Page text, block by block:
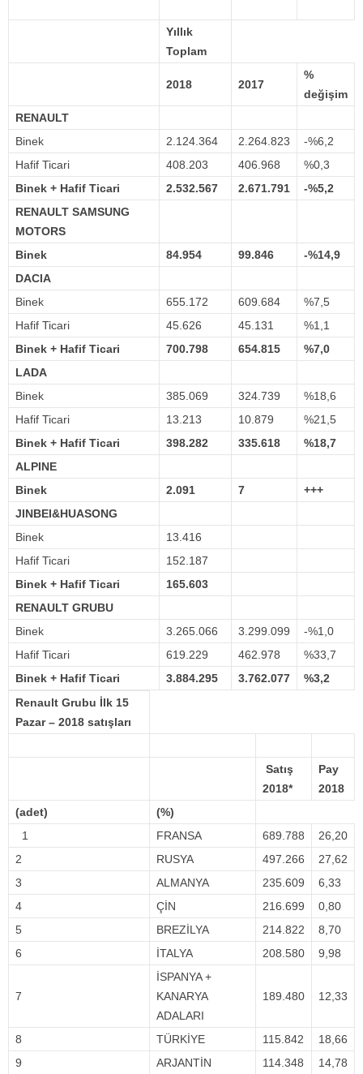
Yıllık
Toplam
2018 2017
%
değişim
RENAULT
Binek
2.124.364 2.264.823
-%6,2
Hafif Ticari
408.203 406.968
%0,3
Binek + Hafif Ticari 2.532.567 2.671.791
-%5,2
RENAULT SAMSUNG
MOTORS
Binek
84.954 99.846
-%14,9
DACIA
Binek
655.172 609.684
%7,5
Hafif Ticari
45.626 45.131
%1,1
Binek + Hafif Ticari 700.798 654.815
%7,0
LADA
Binek
385.069 324.739
%18,6
Hafif Ticari
13.213 10.879
%21,5
Binek + Hafif Ticari 398.282 335.618
%18,7
ALPINE
Binek
2.091 7
+++
JINBEI&HUASONG
Binek
13.416
Hafif Ticari
152.187
Binek + Hafif Ticari
165.603
RENAULT GRUBU
Binek
3.265.066 3.299.099
-%1,0
Hafif Ticari
619.229 462.978
%33,7
Binek + Hafif Ticari 3.884.295 3.762.077
%3,2
Renault Grubu İlk 15
Pazar – 2018 satışları
Satış
2018*
Pay
2018
(adet)
(%)
1
FRANSA 689.788
26,20
2
RUSYA 497.266
27,62
3
ALMANYA 235.609
6,33
4
ÇİN 216.699
0,80
5
BREZİLYA 214.822
8,70
6
İTALYA 208.580 9,98
7
İSPANYA +
KANARYA
ADALARI
189.480 12,33
8 TÜRKİYE 115.842
18,66
9
ARJANTİN 114.348 14,78